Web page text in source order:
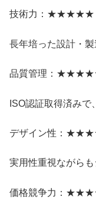
技術力：★★★★★
長年培った設計・製
品質管理：
ISO認証取得済みで
デザイン性：
実用性重視ながらも
価格競争力：